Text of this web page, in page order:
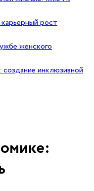
рост
женского
‍инклюзивной